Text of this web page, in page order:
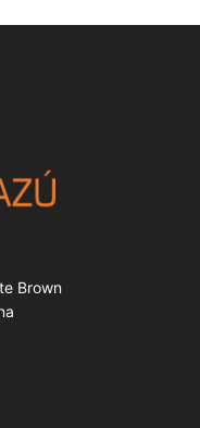
Brown